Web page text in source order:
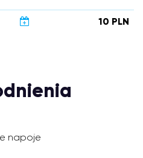
10 PLN
napoje